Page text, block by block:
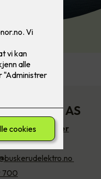
Elektro AS
61, 1383 Asker
700